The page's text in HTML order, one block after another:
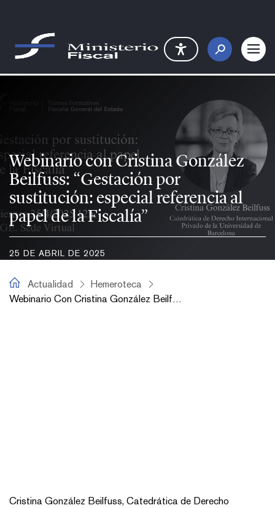
Webinario con Cristina González
Beilfuss: “Gestación por
sustitución: especial referencia al
papel de la Fiscalía”
25 DE ABRIL DE 2025
fiscal.esActualidad
Hemeroteca
Webinario Con Cristina González Beilfuss: “gestación Por Sustitución: Especial Referencia Al Papel De La Fiscalía”
Cristina González Beilfuss, Catedrática de Derecho